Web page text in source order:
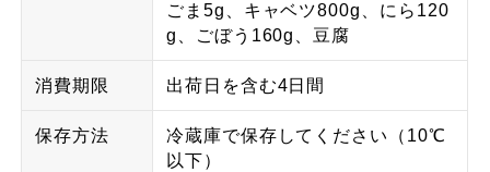
ごま5g、キャベツ800g、にら120
g、ごぼう160g、豆腐
消費期限 出荷日を含む4日間
保存方法
冷蔵庫で保存してください（10℃
以下）